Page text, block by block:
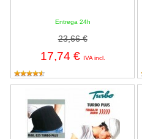
Entrega 24h
23,66 €
17,74 € IVA incl.
Faja Turbo Plus Mod. 825